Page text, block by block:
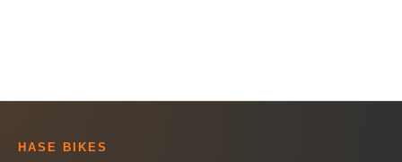
HASE BIKES